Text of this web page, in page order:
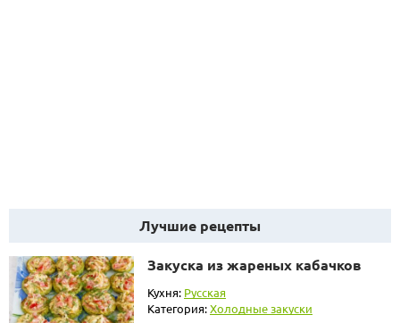
Лучшие рецепты
Закуска из жареных кабачков
Кухня: Русская
Категория:Холодные закуски